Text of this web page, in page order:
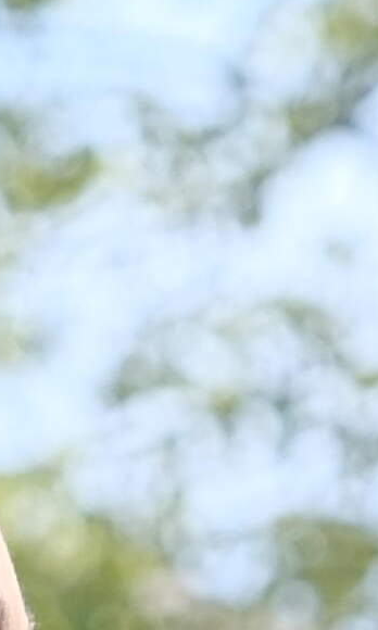
DURU
doku, zarif
akış